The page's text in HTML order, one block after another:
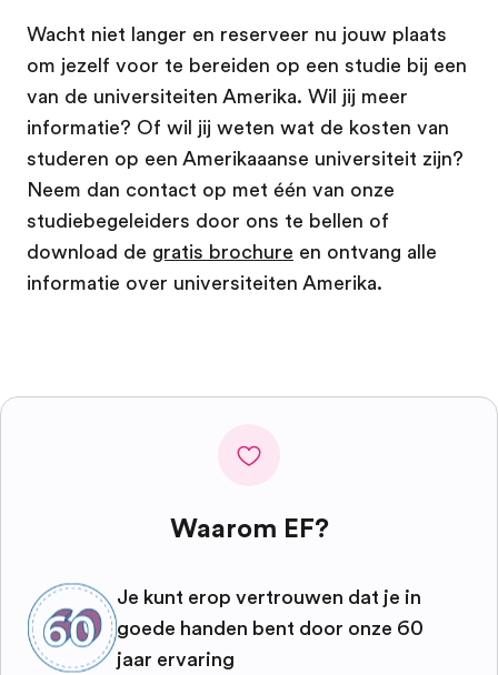
Wacht niet langer en reserveer nu jouw plaats
om jezelf voor te bereiden op een studie bij een
van de universiteiten Amerika. Wil jij meer
informatie? Of wil jij weten wat de kosten van
studeren op een Amerikaaanse universiteit zijn?
Neem dan contact op met één van onze
studiebegeleiders door ons te bellen of
download de gratis brochure en ontvang alle
informatie over universiteiten Amerika.
Waarom EF?
Je kunt erop vertrouwen dat je in
goede handen bent door onze 60
jaar ervaring